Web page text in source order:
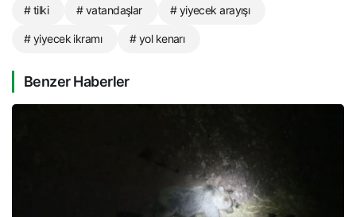
# tilki # vatandaşlar # yiyecek arayışı
# yiyecek ikramı # yol kenarı
Benzer Haberler